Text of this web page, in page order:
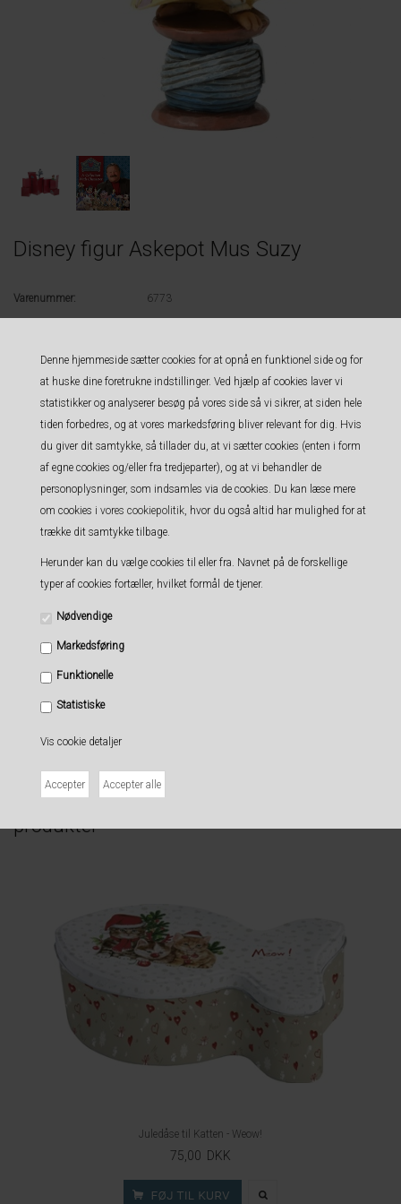
Denne hjemmeside sætter cookies for at opnå en funktionel side og for
at huske dine foretrukne indstillinger. Ved hjælp af cookies laver vi
statistikker og analyserer besøg på vores side så vi sikrer, at siden hele
tiden forbedres, og at vores markedsføring bliver relevant for dig. Hvis
du giver dit samtykke, så tillader du, at vi sætter cookies (enten i form
af egne cookies og/eller fra tredjeparter), og at vi behandler de
personoplysninger, som indsamles via de cookies. Du kan læse mere
om cookies i vores cookiepolitik , hvor du også altid har mulighed for at
trække dit samtykke tilbage.
Herunder kan du vælge cookies til eller fra. Navnet på de forskellige
typer af cookies fortæller, hvilket formål de tjener.
Nødvendige
Markedsføring
Funktionelle
Statistiske
Vis cookie detaljer
Disney figur Askepot Mus Suzy
Varenummer: 6773
Cinderella's Kind Helper (Suzy Figurine)
Vi har næsten alle et barndomsminde om en af figuren fra "Disney Traditions" - I
vores butik i Køge står der altid folk og kigger ind af vores Disney vindue og
smiler og griner! Kom forbi butikken og se vores store udvalg af Disney figur!
Disney figurerne er blevet samlerobjekter, da de kun bliver produceret i et
begrænset periode.
Figur designet af kunsteren Jim Shore for Disney
Materiale: Polystone
Mål: 10x7x5cm.
Pris ved 1 Stk
295,00DKK
- Fragt 49 kr.
- Masser af hygge
Måske er du også interesseret i følgende
produkter
Juledåse til Katten - Weow!
75,00 DKK